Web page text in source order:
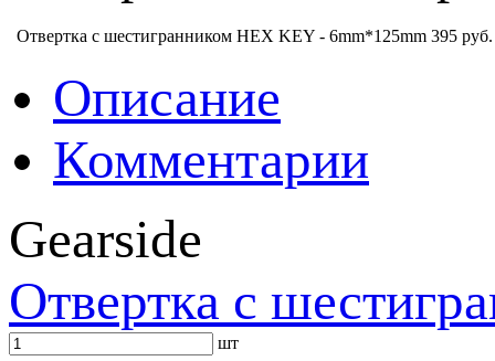
Отвертка с шестигранником HEX KEY - 6mm*125mm 395 руб.
Описание
Комментарии
Gearside
Отвертка с
шт